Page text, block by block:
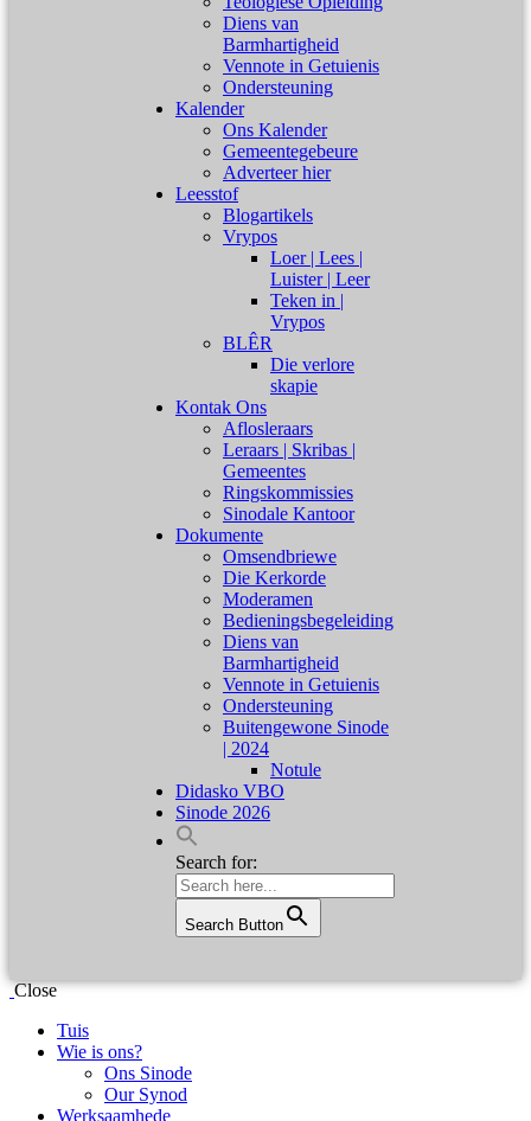
Diens van
Barmhartigheid
Vennote in Getuienis
Ondersteuning
Kalender
Ons Kalender
Gemeentegebeure
Adverteer hier
Leesstof
Blogartikels
Vrypos
Loer | Lees |
Luister | Leer
Teken in |
Vrypos
BLÊR
Die verlore
skapie
Kontak Ons
Aflosleraars
Leraars | Skribas |
Gemeentes
Ringskommissies
Sinodale Kantoor
Dokumente
Omsendbriewe
Die Kerkorde
Moderamen
Bedieningsbegeleiding
Diens van
Barmhartigheid
Vennote in Getuienis
Ondersteuning
Buitengewone Sinode
| 2024
Notule
Didasko VBO
Sinode 2026
Search for:
Search Button
Close
Tuis
Wie is ons?
Ons Sinode
Our Synod
Werksaamhede